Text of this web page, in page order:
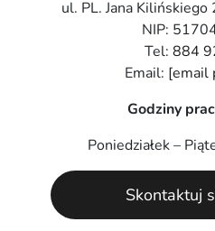
ul. PL. Jana
NIP:
Tel: 884
Email: [email
Godziny
Poniedziałek –
Skontaktuj